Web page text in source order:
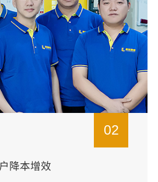
02
降本增效